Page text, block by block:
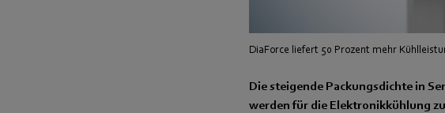
DiaForce liefert 50 Prozent mehr
Die steigende Packungsdichte in
werden für die Elektronikkühlung